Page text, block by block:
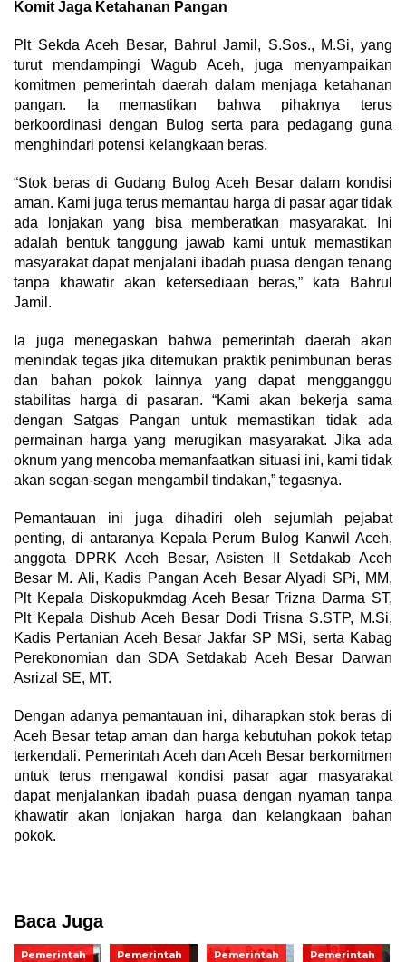
Komit Jaga Ketahanan Pangan
Plt Sekda Aceh Besar, Bahrul Jamil, S.Sos., M.Si, yang
turut mendampingi Wagub Aceh, juga menyampaikan
komitmen pemerintah daerah dalam menjaga ketahanan
pangan. Ia memastikan bahwa pihaknya terus
berkoordinasi dengan Bulog serta para pedagang guna
menghindari potensi kelangkaan beras.
“Stok beras di Gudang Bulog Aceh Besar dalam kondisi
aman. Kami juga terus memantau harga di pasar agar tidak
ada lonjakan yang bisa memberatkan masyarakat. Ini
adalah bentuk tanggung jawab kami untuk memastikan
masyarakat dapat menjalani ibadah puasa dengan tenang
tanpa khawatir akan ketersediaan beras,” kata Bahrul
Jamil.
Ia juga menegaskan bahwa pemerintah daerah akan
menindak tegas jika ditemukan praktik penimbunan beras
dan bahan pokok lainnya yang dapat mengganggu
stabilitas harga di pasaran. “Kami akan bekerja sama
dengan Satgas Pangan untuk memastikan tidak ada
permainan harga yang merugikan masyarakat. Jika ada
oknum yang mencoba memanfaatkan situasi ini, kami tidak
akan segan-segan mengambil tindakan,” tegasnya.
Pemantauan ini juga dihadiri oleh sejumlah pejabat
penting, di antaranya Kepala Perum Bulog Kanwil Aceh,
anggota DPRK Aceh Besar, Asisten II Setdakab Aceh
Besar M. Ali, Kadis Pangan Aceh Besar Alyadi SPi, MM,
Plt Kepala Diskopukmdag Aceh Besar Trizna Darma ST,
Plt Kepala Dishub Aceh Besar Dodi Trisna S.STP, M.Si,
Kadis Pertanian Aceh Besar Jakfar SP MSi, serta Kabag
Perekonomian dan SDA Setdakab Aceh Besar Darwan
Asrizal SE, MT.
Dengan adanya pemantauan ini, diharapkan stok beras di
Aceh Besar tetap aman dan harga kebutuhan pokok tetap
terkendali. Pemerintah Aceh dan Aceh Besar berkomitmen
untuk terus mengawal kondisi pasar agar masyarakat
dapat menjalankan ibadah puasa dengan nyaman tanpa
khawatir akan lonjakan harga dan kelangkaan bahan
pokok.
Baca Juga
Pemerintah Pemerintah Pemerintah Pemerintah